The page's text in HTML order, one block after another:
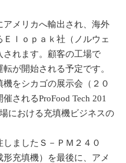
メリカへ輸出され、海外
ｌｏｐａｋ社（ノルウェ
されます。顧客の工場で
が開始される予定です。
をシカゴの展示会（２０
されるProFood Tech 201
における充填機ビジネスの
ましたＳ－ＰＭ２４０
形充填機）を最後に、アメ